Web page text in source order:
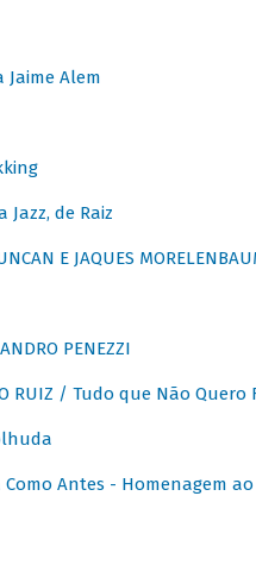
Alem
Jazz, de Raiz
E JAQUES
PENEZZI
RUIZ / Tudo que Não
Como Antes - Homenagem